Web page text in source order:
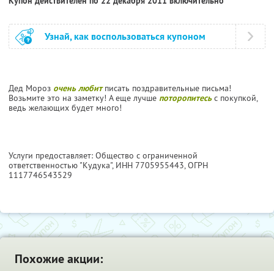
Узнай, как воспользоваться купоном
Дед Мороз очень любитписать поздравительные письма!
Возьмите это на заметку! А еще лучше поторопитесьс покупкой,
ведь желающих будет много!
Услуги предоставляет: Общество с ограниченной
ответственностью "Кудука", ИНН 7705955443, ОГРН
1117746543529
Похожие акции: